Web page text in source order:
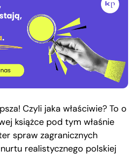
Czyli jaka właściwie? To o
książce pod tym właśnie
spraw zagranicznych
nurtu realistycznego polskiej